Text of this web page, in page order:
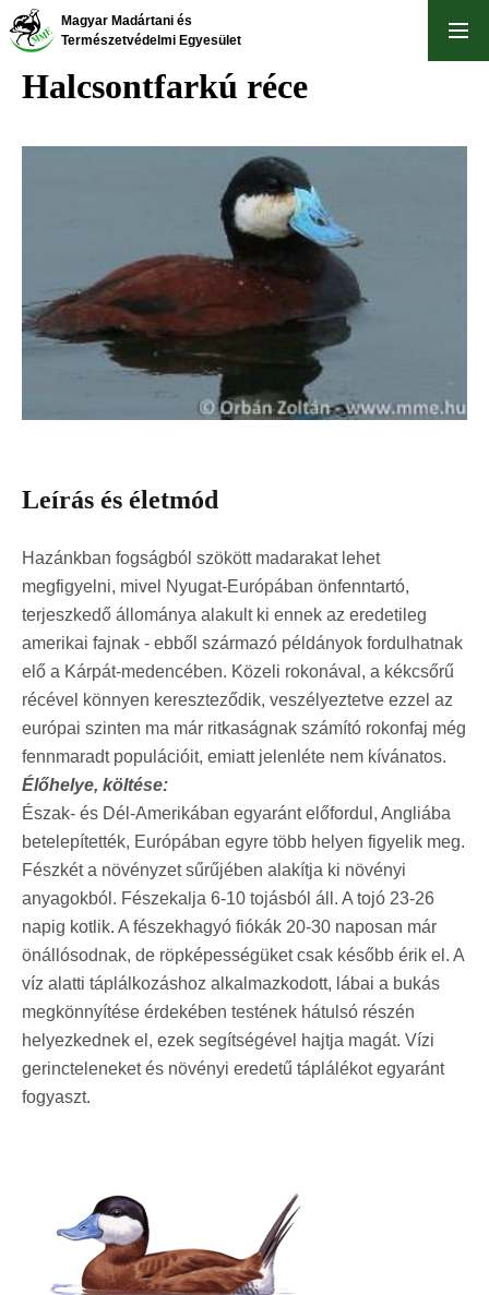
Ugrás
tartalomra
Magyar Madártani és
Természetvédelmi Egyesület
Halcsontfarkú réce
Leírás és életmód
Hazánkban fogságból szökött madarakat lehet
megfigyelni, mivel Nyugat-Európában önfenntartó,
terjeszkedő állománya alakult ki ennek az eredetileg
amerikai fajnak - ebből származó példányok fordulhatnak
elő a Kárpát-medencében. Közeli rokonával, a kékcsőrű
récével könnyen kereszteződik, veszélyeztetve ezzel az
európai szinten ma már ritkaságnak számító rokonfaj még
fennmaradt populációit, emiatt jelenléte nem kívánatos.
Élőhelye, költése:
Észak- és Dél-Amerikában egyaránt előfordul, Angliába
betelepítették, Európában egyre több helyen figyelik meg.
Fészkét a növényzet sűrűjében alakítja ki növényi
anyagokból. Fészekalja 6-10 tojásból áll. A tojó 23-26
napig kotlik. A fészekhagyó fiókák 20-30 naposan már
önállósodnak, de röpképességüket csak később érik el. A
víz alatti táplálkozáshoz alkalmazkodott, lábai a bukás
megkönnyítése érdekében testének hátulsó részén
helyezkednek el, ezek segítségével hajtja magát. Vízi
gerincteleneket és növényi eredetű táplálékot egyaránt
fogyaszt.